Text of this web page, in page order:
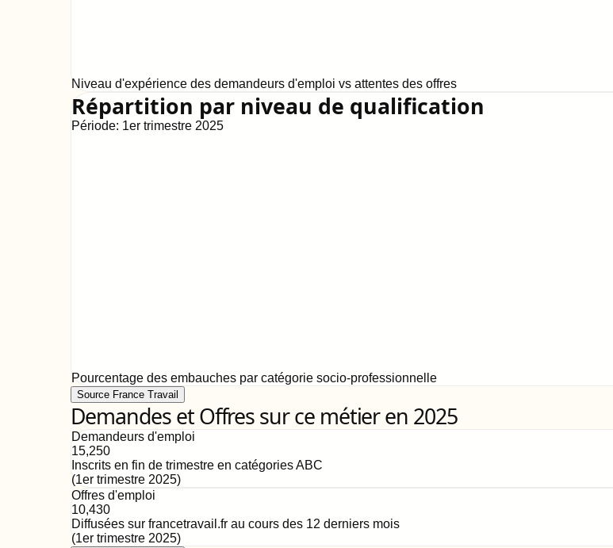
Niveau d'expérience des demandeurs d'emploi vs attentes des offres
Répartition par niveau de qualification
Période: 1er trimestre 2025
Pourcentage des embauches par catégorie socio-professionnelle
Source France Travail
Demandes et Offres sur ce métier en 2025
Demandeurs d'emploi
15,250
Inscrits en fin de trimestre en catégories ABC
(1er trimestre 2025)
Offres d'emploi
10,430
Diffusées sur francetravail.fr au cours des 12 derniers mois
(1er trimestre 2025)